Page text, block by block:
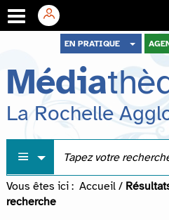
menu
contenu
recherche
EN PRATIQUE
Média
La Rochelle
Vous êtes ici : Accueil /
recherche